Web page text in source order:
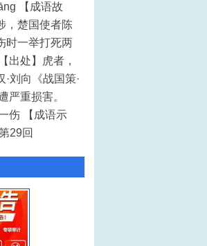
【成语故
，楚国使者陈
时一举打死两
出处】虎者，
刘向《战国策·
严重损害。
伤 【成语示
29回